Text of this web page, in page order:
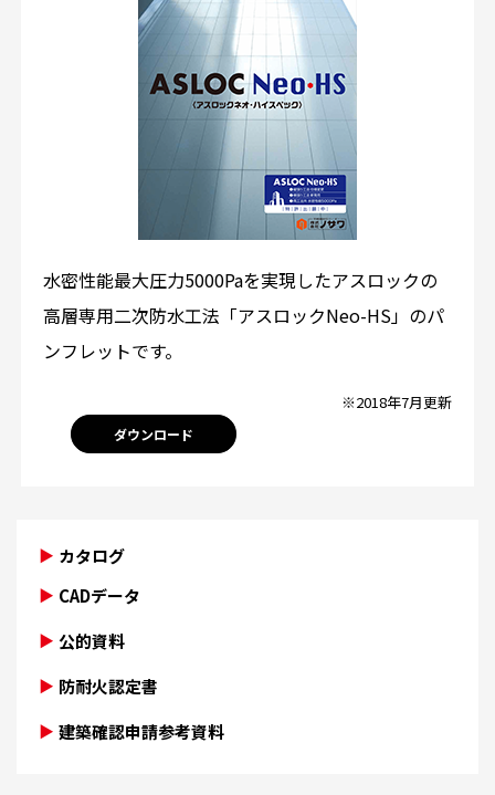
水密性能最大圧力5000Paを実現したアスロックの
高層専用二次防水工法「アスロックNeo-HS」のパ
ンフレットです。
※2018年7月更新
ダウンロード
カタログ
CADデータ
公的資料
防耐火認定書
建築確認申請参考資料